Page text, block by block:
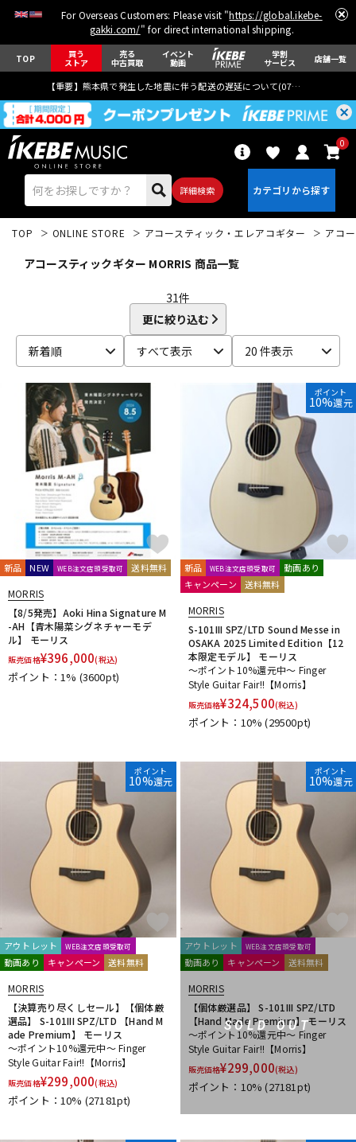
For Overseas Customers: Please visit "https://global.ikebe-
gakki.com/" for direct international shipping.
TOP 買う
ストア
売る
中古買取
イベント
動画
学割
サービス 店舗一覧
【重要】熊本県で発生した地震に伴う配送の遅延について(07月29日
詳細検索
0
ベース ウクレレ
ドラム パーカッション
キーボード 電子ピアノ
管楽器 その他楽器
アンプ
DJ機器 DTM
レコーディング機器
配信/ライブ機器 楽器アクセサリ
中古 ヴィンテージ
TOP ONLINE STORE アコースティック・エレアコギター アコ
アコースティックギター MORRIS 商品一覧
31件
更に絞り込む
新着順
すべて表示 20 件表示
新品 NEW WEB注文店頭受取可 送料無料
MORRIS
【8/5発売】Aoki Hina Signature M
-AH【青木陽菜シグネチャーモデ
ル】 モーリス
販売価格¥396,000(税込)
ポイント：1% (3600pt)
ポイント
10%還元
新品 WEB注文店頭受取可
動画あり
キャンペーン
送料無料
MORRIS
S-101III SPZ/LTD Sound Messe in
OSAKA 2025 Limited Edition【12
本限定モデル】 モーリス
～ポイント10%還元中～ Finger
Style Guitar Fair!!【Morris】
販売価格¥324,500(税込)
ポイント：10%(29500pt)
ポイント
10%還元
アウトレット WEB注文店頭受取可
動画あり キャンペーン 送料無料
MORRIS
【決算売り尽くしセール】【個体厳
選品】 S-101III SPZ/LTD 【Hand M
ade Premium】 モーリス
～ポイント10%還元中～ Finger
Style Guitar Fair!!【Morris】
販売価格¥299,000(税込)
ポイント：10% (27181pt)
SOLD OUT
ポイント
10%還元
アウトレット WEB注文店頭受取可
動画あり キャンペーン 送料無料
MORRIS
【個体厳選品】 S-101III SPZ/LTD
【Hand Made Premium】 モーリス
～ポイント10%還元中～ Finger
Style Guitar Fair!!【Morris】
販売価格¥299,000(税込)
ポイント：10%(27181pt)